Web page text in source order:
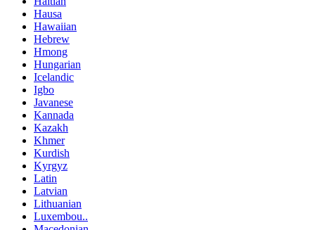
Hausa
Hawaiian
Hebrew
Hmong
Hungarian
Icelandic
Igbo
Javanese
Kannada
Kazakh
Khmer
Kurdish
Kyrgyz
Latin
Latvian
Lithuanian
Luxembou..